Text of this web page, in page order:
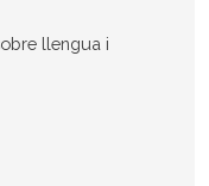
llengua i